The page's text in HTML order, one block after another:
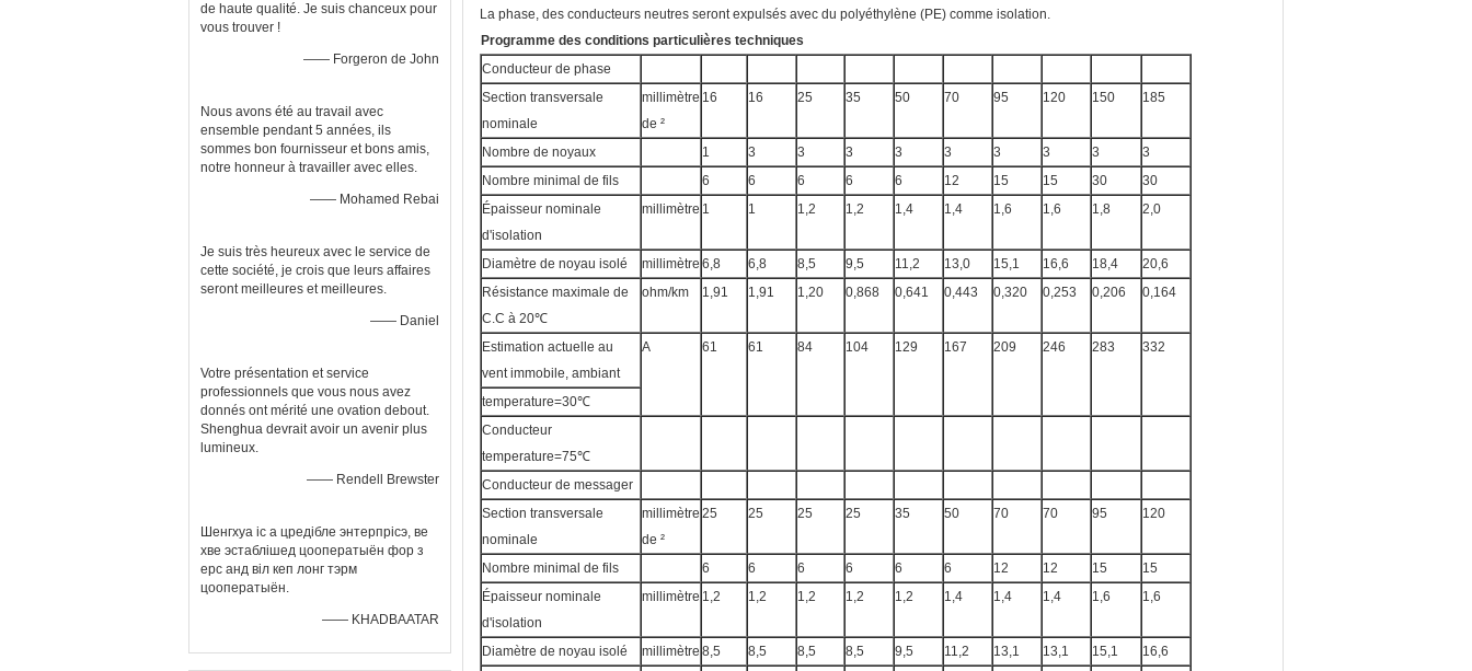
de haute qualité. Je suis chanceux pour
vous trouver !
—— Forgeron de John
Nous avons été au travail avec
ensemble pendant 5 années, ils
sommes bon fournisseur et bons amis,
notre honneur à travailler avec elles.
—— Mohamed Rebai
Je suis très heureux avec le service de
cette société, je crois que leurs affaires
seront meilleures et meilleures.
—— Daniel
Votre présentation et service
professionnels que vous nous avez
donnés ont mérité une ovation debout.
Shenghua devrait avoir un avenir plus
lumineux.
—— Rendell Brewster
Шенгхуа іс а цредібле энтерпрісэ, ве
хве эстаблішед цооператыён фор з
ерс анд віл кеп лонг тэрм
цооператыён.
—— KHADBAATAR
La phase, des conducteurs neutres seront expulsés avec du polyéthylène (PE) comme isolation.
Programme des conditions particulières techniques
Conducteur de phase
Section transversale
nominale
millimètre
de ²
16 16 25 35 50 70 95 120 150 185
Nombre de noyaux 1 3 3 3 3 3 3 3 3
3
Nombre minimal de fils
6 6 6 6 6 12 15 15 30
30
Épaisseur nominale
d'isolation
millimètre 1 1 1,2 1,2 1,4 1,4 1,6 1,6 1,8 2,0
Diamètre de noyau isolé millimètre 6,8 6,8 8,5 9,5 11,2 13,0 15,1 16,6 18,4
20,6
Résistance maximale de
C.C à 20℃
ohm/km 1,91 1,91 1,20 0,868 0,641 0,443 0,320 0,253 0,206 0,164
Estimation actuelle au
vent immobile, ambiant
A 61 61 84 104 129 167 209 246 283 332
temperature=30℃
Conducteur
temperature=75℃
Conducteur de messager
Section transversale
nominale
millimètre
de ²
25 25 25 25 35 50 70 70 95 120
Nombre minimal de fils 6 6 6 6 6 6 12 12 15
15
Épaisseur nominale
d'isolation
millimètre 1,2 1,2 1,2 1,2 1,2 1,4 1,4 1,4 1,6 1,6
Diamètre de noyau isolé millimètre 8,5 8,5 8,5 8,5 9,5 11,2 13,1 13,1 15,1
16,6